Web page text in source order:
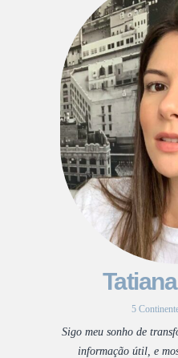
5
Sigo meu sonho de
informação útil, e